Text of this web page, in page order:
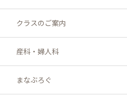
クラスのご案内
産科・婦人科
まなぶろぐ